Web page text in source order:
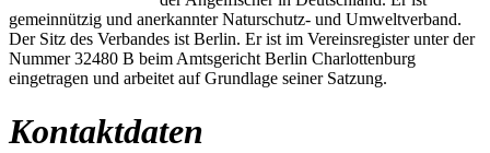
gemeinnützig und anerkannter Naturschutz- und Umweltverband.
Der Sitz des Verbandes ist Berlin. Er ist im Vereinsregister unter der
Nummer 32480 B beim Amtsgericht Berlin Charlottenburg
eingetragen und arbeitet auf Grundlage seiner Satzung.
Kontaktdaten